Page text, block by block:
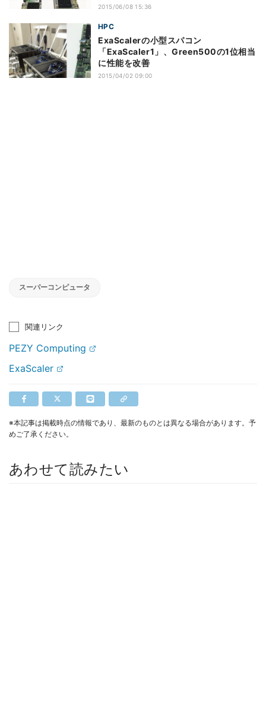
2015/06/08 15:36
HPC
ExaScalerの小型スパコン
「ExaScaler1」、Green500の1位相当
に性能を改善
2015/04/02 09:00
スーパーコンピュータ
関連リンク
PEZY Computing
ExaScaler
※本記事は掲載時点の情報であり、最新のものとは異なる場合があります。予
めご了承ください。
あわせて読みたい